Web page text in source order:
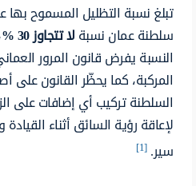
تبلغ نسبة التظليل المسموح بها
سلطنة عمان نسبةلا تتجاوز 30 %
النسبة يفرض قانون المرور
المركبة، كما يحظّر القانون على
السلطنة تركيب أي إضافات على
لإعاقة رؤية السائق أثناء
سير.[1]